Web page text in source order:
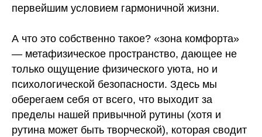
первейшим условием гармоничной жизни.
А что это собственно такое? «зона комфорта»
— метафизическое пространство, дающее не
только ощущение физического уюта, но и
психологической безопасности. Здесь мы
оберегаем себя от всего, что выходит за
пределы нашей привычной рутины (хотя и
рутина может быть творческой), которая сводит